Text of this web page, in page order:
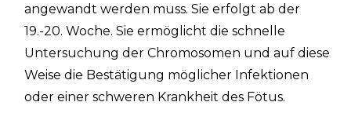
angewandt werden muss. Sie erfolgt ab der
19.-20. Woche. Sie ermöglicht die schnelle
Untersuchung der Chromosomen und auf diese
Weise die Bestätigung möglicher Infektionen
oder einer schweren Krankheit des Fötus.